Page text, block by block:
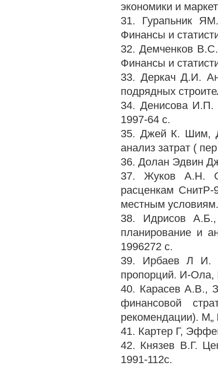
экономики и
31. Гурапьник
Финансы и
32. Демченков
Финансы и
33. Деркач Д.И.
подрядных
34. Денисова
1997-64 с.
35. Джей К. Шим,
анализ затрат (
36. Долан Эдвин
37. Жуков А.Н.
расценкам
местным
38. Идрисов
планирование и
1996272 с.
39. Ирбаев Л И.
пропорций. И-Ола,
40. Карасев А.В.,
финансовой
рекомендации).
41. Картер Г,
42. Князев В.Г.
1991-112с.